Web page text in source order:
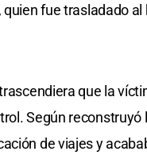
fue trasladado
que la
Según reconstruyó
de viajes y